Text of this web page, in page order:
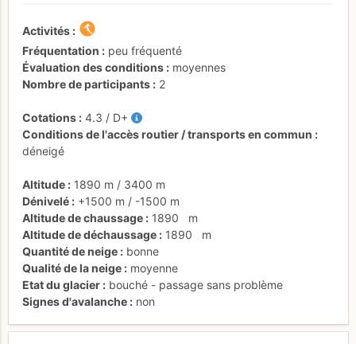
Activités
Fréquentation
peu fréquenté
Évaluation des conditions
moyennes
Nombre de participants
2
Cotations 4.3 / D+
Conditions de l'accès routier / transports en commun
déneigé
Altitude 1890 m / 3400 m
Dénivelé
+1500 m / -1500 m
Altitude de chaussage
1890
m
Altitude de déchaussage
1890
m
Quantité de neige
bonne
Qualité de la neige
moyenne
Etat du glacier
bouché - passage sans problème
Signes d'avalanche
non